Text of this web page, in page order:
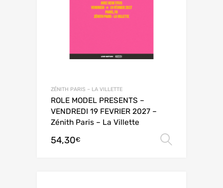
ZÉNITH PARIS – LA VILLETTE
ROLE MODEL PRESENTS –
VENDREDI 19 FEVRIER 2027 –
Zénith Paris – La Villette
54,30€